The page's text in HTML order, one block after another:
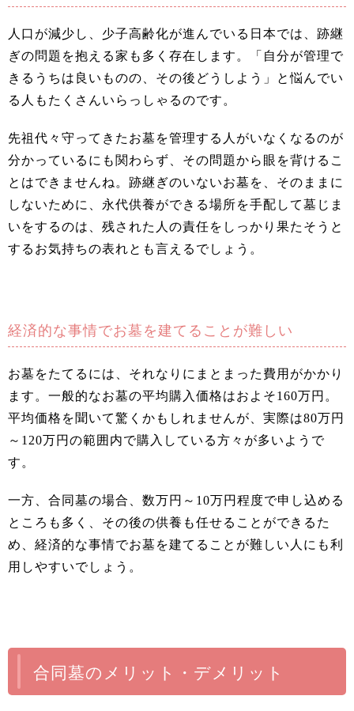
人口が減少し、少子高齢化が進んでいる日本では、跡継
ぎの問題を抱える家も多く存在します。「自分が管理で
きるうちは良いものの、その後どうしよう」と悩んでい
る人もたくさんいらっしゃるのです。
先祖代々守ってきたお墓を管理する人がいなくなるのが
分かっているにも関わらず、その問題から眼を背けるこ
とはできませんね。跡継ぎのいないお墓を、そのままに
しないために、永代供養ができる場所を手配して墓じま
いをするのは、残された人の責任をしっかり果たそうと
するお気持ちの表れとも言えるでしょう。
経済的な事情でお墓を建てることが難しい
お墓をたてるには、それなりにまとまった費用がかかり
ます。一般的なお墓の平均購入価格はおよそ160万円。
平均価格を聞いて驚くかもしれませんが、実際は80万円
～120万円の範囲内で購入している方々が多いようで
す。
一方、合同墓の場合、数万円～10万円程度で申し込める
ところも多く、その後の供養も任せることができるた
め、経済的な事情でお墓を建てることが難しい人にも利
用しやすいでしょう。
合同墓のメリット・デメリット